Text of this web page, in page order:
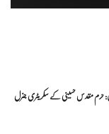
حرم مقدس حسینی کے سکریٹری جنرل